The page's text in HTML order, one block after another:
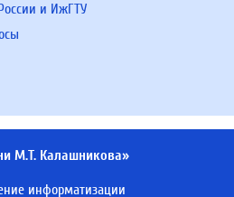
и ИжГТУ
М.Т. Калашникова»
информатизации